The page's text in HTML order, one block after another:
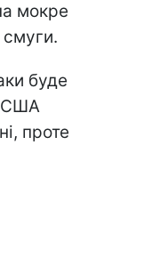
мокре
смуги.
буде
США
проте